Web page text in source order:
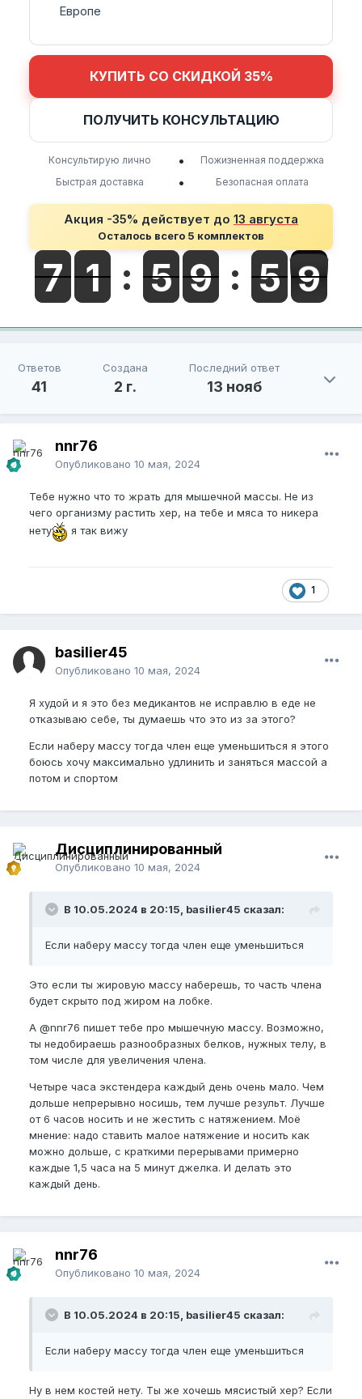
Европе
КУПИТЬ СО СКИДКОЙ 35%
ПОЛУЧИТЬ КОНСУЛЬТАЦИЮ
Консультирую лично •
Пожизненная поддержка
Быстрая доставка
• Безопасная оплата
Акция -35% действует до 13 августа
Осталось всего 5 комплектов
Ответов
41
Создана
2 г.
Последний ответ
13 нояб
nnr76
Опубликовано 10 мая, 2024
Тебе нужно что то жрать для мышечной массы. Не из
чего организму растить хер, на тебе и мяса то никера
нету
я так вижу
1
basilier45
Опубликовано 10 мая, 2024
Я худой и я это без медикантов не исправлю в еде не
отказываю себе, ты думаешь что это из за этого?
Если наберу массу тогда член еще уменьшиться я этого
боюсь хочу максимально удлинить и заняться массой а
потом и спортом
Дисциплинированный
Опубликовано 10 мая, 2024
В 10.05.2024 в 20:15, basilier45 сказал:
Если наберу массу тогда член еще уменьшиться
Это если ты жировую массу наберешь, то часть члена
будет скрыто под жиром на лобке.
А @nnr76 пишет тебе про мышечную массу. Возможно,
ты недобираешь разнообразных белков, нужных телу, в
том числе для увеличения члена.
Четыре часа экстендера каждый день очень мало. Чем
дольше непрерывно носишь, тем лучше результ. Лучше
от 6 часов носить и не жестить с натяжением. Моё
мнение: надо ставить малое натяжение и носить как
можно дольше, с краткими перерывами примерно
каждые 1,5 часа на 5 минут джелка. И делать это
каждый день.
nnr76
Опубликовано 10 мая, 2024
В 10.05.2024 в 20:15, basilier45 сказал:
Если наберу массу тогда член еще уменьшиться
Ну в нем костей нету. Ты же хочешь мясистый хер? Если